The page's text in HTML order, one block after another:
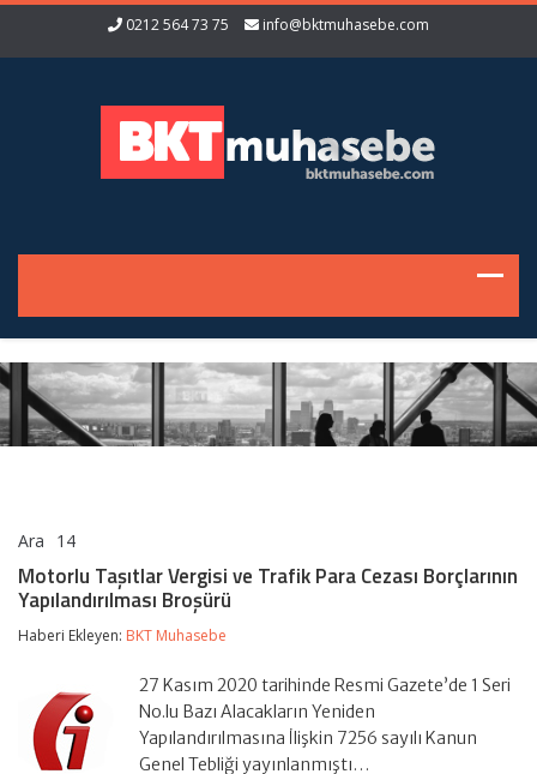
0212 564 73 75 info@bktmuhasebe.com
Ara 14
Vergisi
ve
Para
Borçlarının
Yapılandırılması
Broşürü
Motorlu Taşıtlar Vergisi ve Trafik Para Cezası Borçlarının
Yapılandırılması Broşürü
Haberi Ekleyen: BKT Muhasebe
27 Kasım 2020 tarihinde Resmi Gazete’de 1 Seri
No.lu Bazı Alacakların Yeniden
Yapılandırılmasına İlişkin 7256 sayılı Kanun
Genel Tebliği yayınlanmıştı…